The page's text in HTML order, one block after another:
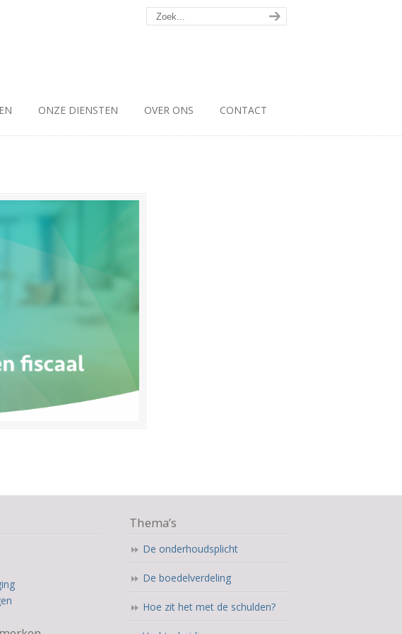
ONZE DIENSTEN OVER ONS CONTACT
Thema’s
De onderhoudsplicht
De boedelverdeling
Hoe zit het met de schulden?